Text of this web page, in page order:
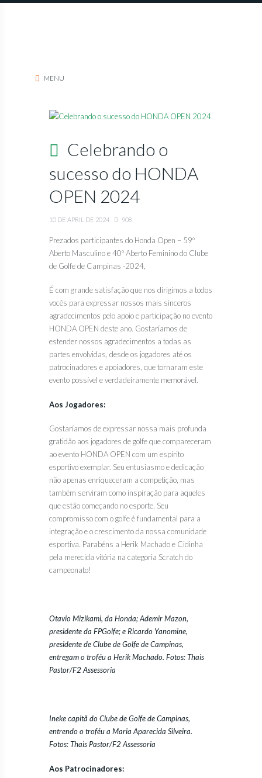
MENU
Celebrando o
sucesso do HONDA
OPEN 2024
10 DE APRIL DE 2024 908
Prezados participantes do Honda Open – 59º
Aberto Masculino e 40º Aberto Feminino do Clube
de Golfe de Campinas -2024,
É com grande satisfação que nos dirigimos a todos
vocês para expressar nossos mais sinceros
agradecimentos pelo apoio e participação no evento
HONDA OPEN deste ano. Gostaríamos de
estender nossos agradecimentos a todas as
partes envolvidas, desde os jogadores até os
patrocinadores e apoiadores, que tornaram este
evento possível e verdadeiramente memorável.
Aos Jogadores:
Gostaríamos de expressar nossa mais profunda
gratidão aos jogadores de golfe que compareceram
ao evento HONDA OPEN com um espírito
esportivo exemplar. Seu entusiasmo e dedicação
não apenas enriqueceram a competição, mas
também serviram como inspiração para aqueles
que estão começando no esporte. Seu
compromisso com o golfe é fundamental para a
integração e o crescimento da nossa comunidade
esportiva. Parabéns a Herik Machado e Cidinha
pela merecida vitória na categoria Scratch do
campeonato!
Otavio Mizikami, da Honda; Ademir Mazon,
presidente da FPGolfe; e Ricardo Yanomine,
presidente de Clube de Golfe de Campinas,
entregam o troféu a Herik Machado. Fotos: Thais
Pastor/F2 Assessoria
Ineke capitã do Clube de Golfe de Campinas,
entrendo o troféu a Maria Aparecida Silveira.
Fotos: Thais Pastor/F2 Assessoria
Aos Patrocinadores: